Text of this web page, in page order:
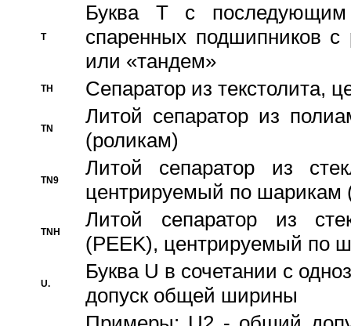
T
Буква T с
спаренных подшипников
или «тандем»
TH Сепаратор из текстолита,
TN
Литой сепаратор из
(роликам)
TN9
Литой сепаратор из
центрируемый по шарикам
TNH
Литой сепаратор из
(PEEK), центрируемый по
U.
Буква U в сочетании с
допуск общей ширины